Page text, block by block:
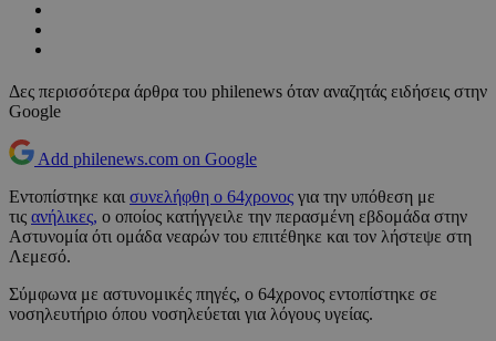
Δες περισσότερα άρθρα του philenews όταν αναζητάς ειδήσεις στην
Google
Add philenews.com on Google
Εντοπίστηκε και συνελήφθη ο 64χρονος για την υπόθεση με
τις ανήλικες, ο οποίος κατήγγειλε την περασμένη εβδομάδα στην
Αστυνομία ότι ομάδα νεαρών του επιτέθηκε και τον λήστεψε στη
Λεμεσό.
Σύμφωνα με αστυνομικές πηγές, ο 64χρονος εντοπίστηκε σε
νοσηλευτήριο όπου νοσηλεύεται για λόγους υγείας.